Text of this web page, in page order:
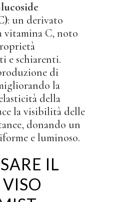
: un derivato
vitamina C, noto
e schiarenti.
di
la
della
la visibilità delle
donando un
e luminoso.
IL